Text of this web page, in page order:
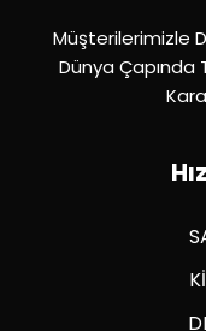
Müşterilerimizle
Dünya Çapında